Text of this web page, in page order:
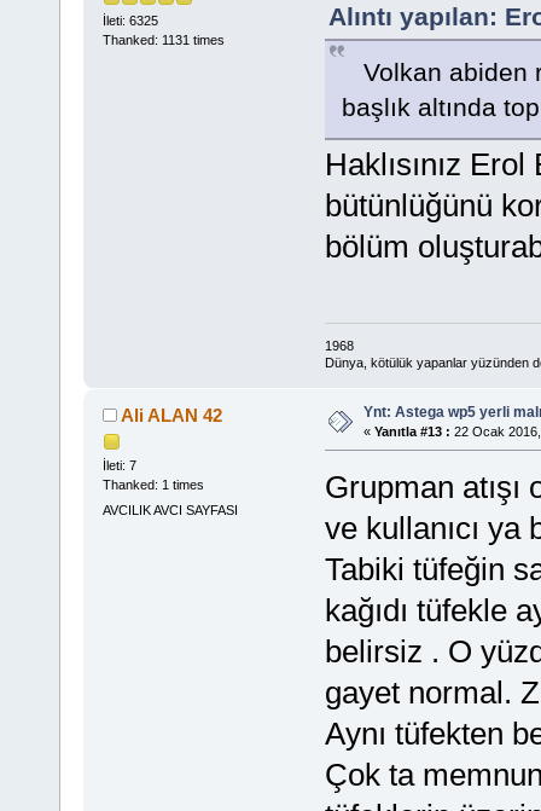
İleti: 6325
Thanked: 1131 times
Alıntı yapılan:
Volkan abiden
başlık altında
Haklısınız
bütünlüğünü
bölüm
1968
Dünya, kötülük yapanlar yüzünden
Ali ALAN 42
İleti: 7
Thanked: 1 times
AVCILIK AVCI SAYFASI
Ynt: Astega wp5 yerli
« Yanıtla #13 : 22 Ocak
Grupman atışı
ve kullanıcı
Tabiki tüfeğin
kağıdı tüfekle
belirsiz . O
gayet normal.
Aynı tüfekten
Çok ta